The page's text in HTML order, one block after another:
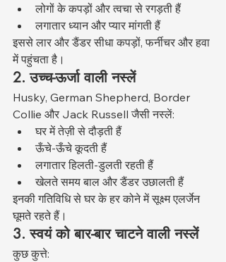
लोगों के कपड़ों और त्वचा से रगड़ती हैं
लगातार ध्यान और प्यार मांगती हैं
इससे लार और डैंडर सीधा कपड़ों, फर्नीचर और हवा
में पहुंचता है।
2. उच्च-ऊर्जा वाली नस्लें
Husky, German Shepherd, Border
Collie और Jack Russell जैसी नस्लें:
घर में तेज़ी से दौड़ती हैं
ऊँचे-ऊँचे कूदती हैं
लगातार हिलती-डुलती रहती हैं
खेलते समय बाल और डैंडर उछालती हैं
इनकी गतिविधि से घर के हर कोने में सूक्ष्म एलर्जेन
घूमते रहते हैं।
3. स्वयं को बार-बार चाटने वाली नस्लें
कुछ कुत्ते: